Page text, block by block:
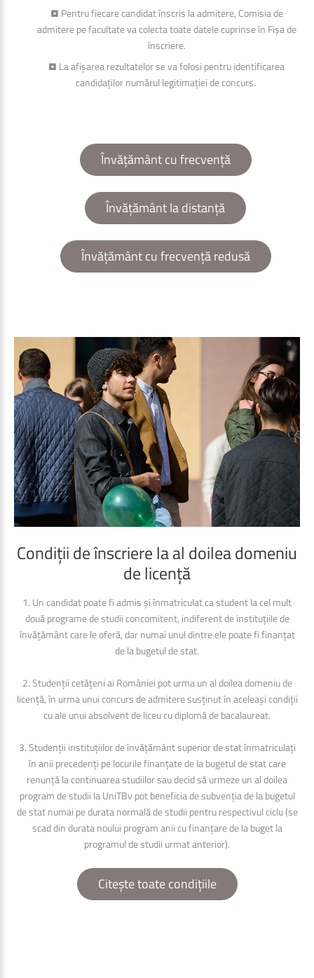
• Pentru fiecare candidat înscris la admitere, Comisia de
admitere pe facultate va colecta toate datele cuprinse în Fișa de
înscriere.
• La afișarea rezultatelor se va folosi pentru identificarea
candidaților numărul legitimației de concurs.
Învățământ cu frecvență
Învățământ la distanță
Învățământ cu frecvență redusă
Condițiideînscrierelaal doileadomeniu
delicență
1. Un candidat poate fi admis și înmatriculat ca student la cel mult
două programe de studii concomitent, indiferent de instituțiile de
învățământ care le oferă, dar numai unul dintre ele poate fi finanțat
de la bugetul de stat.
2. Studenții cetățeni ai României pot urma un al doilea domeniu de
licență, în urma unui concurs de admitere susținut în aceleași condiții
cu ale unui absolvent de liceu cu diplomă de bacalaureat.
3. Studenții instituțiilor de învățământ superior de stat înmatriculați
în anii precedenți pe locurile finanțate de la bugetul de stat care
renunță la continuarea studiilor sau decid să urmeze un al doilea
program de studii la UniTBv pot beneficia de subvenția de la bugetul
de stat numai pe durata normală de studii pentru respectivul ciclu (se
scad din durata noului program anii cu finanțare de la buget la
programul de studii urmat anterior).
Citește toate condițiile